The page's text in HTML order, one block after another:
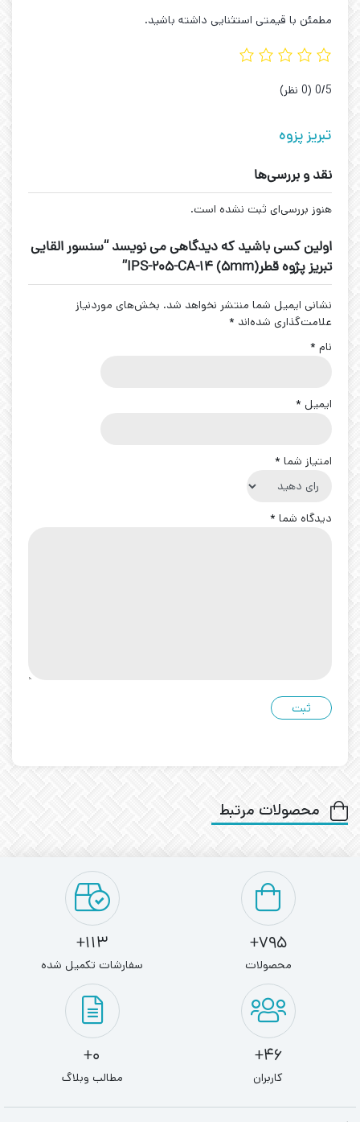
مطمئن با قیمتی استثنایی داشته باشید.
‫0/5 ‫(0 نظر)
تبریز پزوه
نقد و بررسی‌ها
هنوز بررسی‌ای ثبت نشده است.
اولین کسی باشید که دیدگاهی می نویسد “سنسور القایی
تبریز پژوه قطر(5mm) IPS-205-CA-14”
نشانی ایمیل شما منتشر نخواهد شد. بخش‌های موردنیاز
علامت‌گذاری شده‌اند *
نام *
ایمیل *
امتیاز شما *
دیدگاه شما *
محصولات مرتبط
795+
محصولات
113+
سفارشات تکمیل شده
46+
کاربران
0+
مطالب وبلاگ